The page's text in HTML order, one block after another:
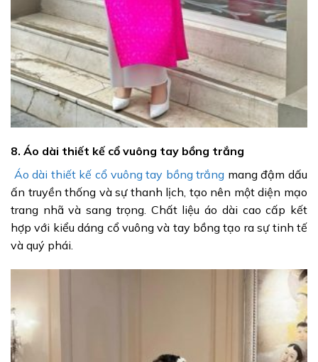
8. Áo dài thiết kế cổ vuông tay bồng trắng
Áo dài thiết kế cổ vuông tay bồng trắng mang đậm dấu
ấn truyền thống và sự thanh lịch, tạo nên một diện mạo
trang nhã và sang trọng. Chất liệu áo dài cao cấp kết
hợp với kiểu dáng cổ vuông và tay bồng tạo ra sự tinh tế
và quý phái.